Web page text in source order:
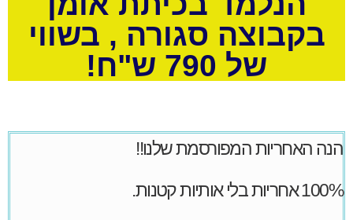
בקבוצה סגורה , בשווי
של 790 ש"ח!
הנה האחריות המפורסמת שלנו!!
100% אחריות בלי אותיות קטנות.